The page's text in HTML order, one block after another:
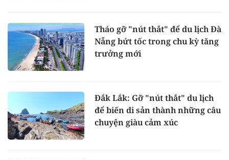
Tháo gỡ "nút thắt" để du lịch Đà
Nẵng bứt tốc trong chu kỳ tăng
trưởng mới
Đắk Lắk: Gỡ "nút thắt" du lịch
để biến di sản thành những câu
chuyện giàu cảm xúc